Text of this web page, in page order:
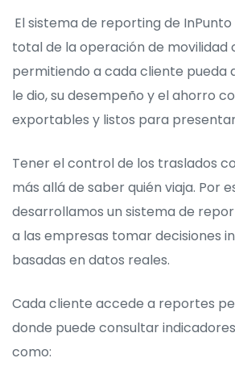
El sistema de reporting de
total de la operación de movilidad
permitiendo a cada cliente pueda
le dio, su desempeño y el ahorro
exportables y listos para
Tener el control de los traslados
más allá de saber quién viaja. Por
desarrollamos un sistema de
a las empresas tomar decisiones
basadas en datos reales.
Cada cliente accede a reportes
donde puede consultar
como: